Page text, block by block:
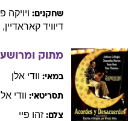
שחקנים: ויויקה
דיוויד קאראדיין,
מתוק ומרושע
במאי: וודי אלן
תסריטאי: וודי
צלם: זהו פיי